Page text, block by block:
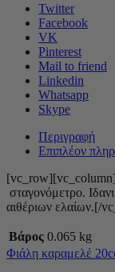
Twitter
Facebook
VK
Pinterest
Mail to friend
Linkedin
Whatsapp
Skype
Περιγραφή
Επιπλέον
σταγονόμετρο.
αιθέριων ελαίων.[/
Βάρος 0.065 kg
Φιάλη καραμελέ